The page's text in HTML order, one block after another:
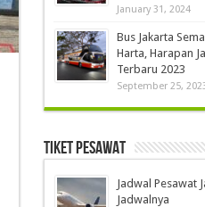
January 31, 2024
Bus Jakarta
Harta, Harapan
Terbaru 2023
September 25,
Tiket Pesawat
Jadwal Pesawat
Jadwalnya